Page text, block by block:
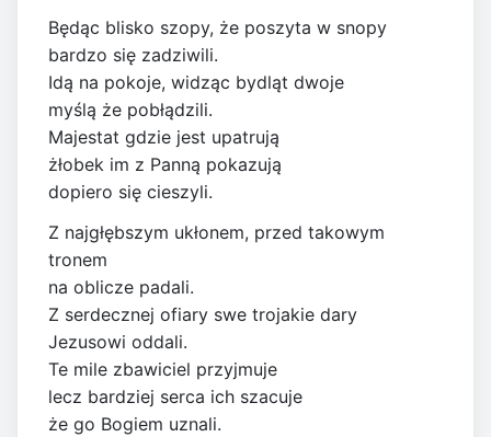
Będąc blisko szopy, że poszyta w snopy
bardzo się zadziwili.
Idą na pokoje, widząc bydląt dwoje
myślą że pobłądzili.
Majestat gdzie jest upatrują
żłobek im z Panną pokazują
dopiero się cieszyli.
Z najgłębszym ukłonem, przed takowym
tronem
na oblicze padali.
Z serdecznej ofiary swe trojakie dary
Jezusowi oddali.
Te mile zbawiciel przyjmuje
lecz bardziej serca ich szacuje
że go Bogiem uznali.